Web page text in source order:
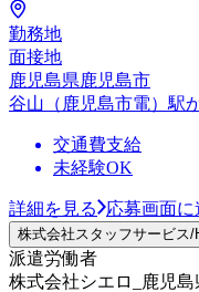
勤務地
面接地
鹿児島県鹿児島市
谷山（鹿児島市電）駅
交通費支給
未経験OK
詳細を見る 応募画面に
株式会社スタッフサービス
派遣労働者
株式会社シエロ_鹿児